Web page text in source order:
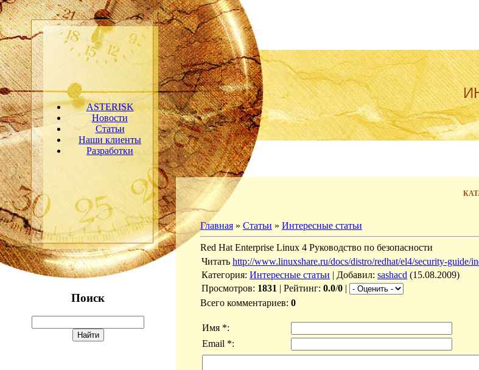
ASTERISK
Новости
Статьи
Наши клиенты
Разработки
Поиск
Главная » Статьи » Интересные статьи
Red Hat Enterprise Linux 4 Руководство по безопасности
Читать http://www.linuxshare.ru/docs/distro/redhat/el4/security-guide/
Категория: Интересные статьи | Добавил: sashacd (15.08.2009)
Просмотров: 1831 | Рейтинг: 0.0/0 |
Всего комментариев: 0
Имя *:
Email *: